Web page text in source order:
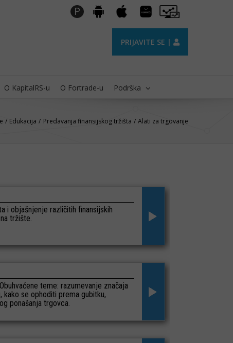
P Android Apple
Huawei
AppGallery
Pro
Trader
PRIJAVITE SE |
O KapitalRS-u O Fortrade-u Podrška
Edukacija Predavanja finansijskog tržišta Alati za trgovanje
i objašnjenje različitih finansijskih
tržište.
teme: razumevanje značaja
se ophoditi prema gubitku,
ponašanja trgovca.